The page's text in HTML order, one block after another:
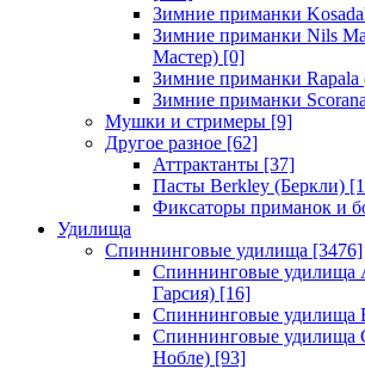
Зимние приманки
Зимние приманки Nils
Мастер) [0]
Зимние приманки Rapala
Зимние приманки
Мушки и стримеры [9]
Другое разное [62]
Аттрактанты [37]
Пасты Berkley (Беркли)
Фиксаторы приманок и
Удилища
Спиннинговые удилища [3476]
Спиннинговые удилища
Гарсия) [16]
Спиннинговые удилища
Спиннинговые удилища
Нобле) [93]